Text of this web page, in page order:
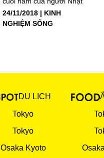
24/11/2018
KINH
NGHIỆM SỐNG
DU LỊCH
Tokyo
Tokyo
Osaka Kyoto